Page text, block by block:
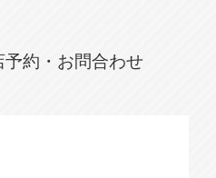
予約・お問合わせ